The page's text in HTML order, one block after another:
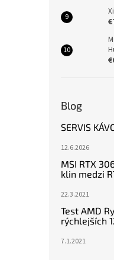
Blog
SERVIS
12.6.2026
MSI RTX
klin medzi
22.3.2021
Test AMD
rýchlejších
7.1.2021